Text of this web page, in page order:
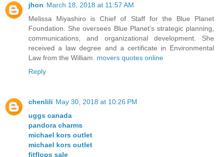
jhon March 18, 2018 at 11:57 AM
Melissa Miyashiro is Chief of Staff for the Blue Planet
Foundation. She oversees Blue Planet’s strategic planning,
communications, and organizational development. She
received a law degree and a certificate in Environmental
Law from the William. movers quotes online
Reply
chenlili May 30, 2018 at 10:26 PM
uggs canada
pandora charms
michael kors outlet
michael kors outlet
fitflops sale